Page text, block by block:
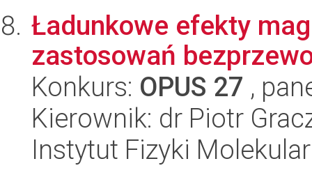
Ładunkowe efekty
zastosowań
Konkurs: OPUS 27 ,
Kierownik: dr Piotr
Instytut Fizyki